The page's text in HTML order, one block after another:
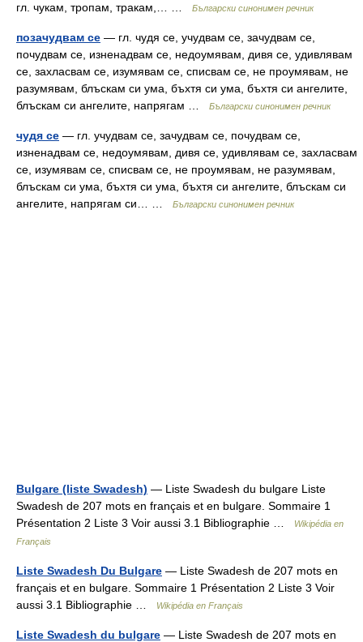
гл. чукам, тропам, тракам,… …
Български синонимен речник
позачудвам се — гл. чудя се, учудвам се, зачудвам се,
почудвам се, изненадвам се, недоумявам, дивя се, удивлявам
се, захласвам се, изумявам се, списвам се, не проумявам, не
разумявам, блъскам си ума, бъхтя си ума, бъхтя си ангелите,
блъскам си ангелите, напрягам …
Български синонимен речник
чудя се — гл. учудвам се, зачудвам се, почудвам се,
изненадвам се, недоумявам, дивя се, удивлявам се, захласвам
се, изумявам се, списвам се, не проумявам, не разумявам,
блъскам си ума, бъхтя си ума, бъхтя си ангелите, блъскам си
ангелите, напрягам си… …
Български синонимен речник
Bulgare (liste Swadesh) — Liste Swadesh du bulgare Liste
Swadesh de 207 mots en français et en bulgare. Sommaire 1
Présentation 2 Liste 3 Voir aussi 3.1 Bibliographie …
Wikipédia en
Français
Liste Swadesh Du Bulgare — Liste Swadesh de 207 mots en
français et en bulgare. Sommaire 1 Présentation 2 Liste 3 Voir
aussi 3.1 Bibliographie …
Wikipédia en Français
Liste Swadesh du bulgare — Liste Swadesh de 207 mots en